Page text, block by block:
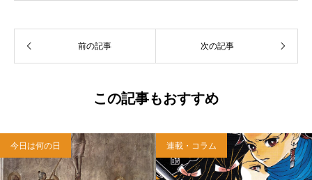
本バプテスト連盟常務理事を８年間務める。
前の記事 次の記事
この記事もおすすめ
今日は何の日 連載・コラム